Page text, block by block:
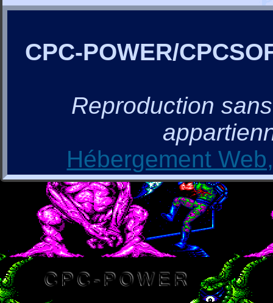
CPC-POWER/
Reproduction
Hébergement